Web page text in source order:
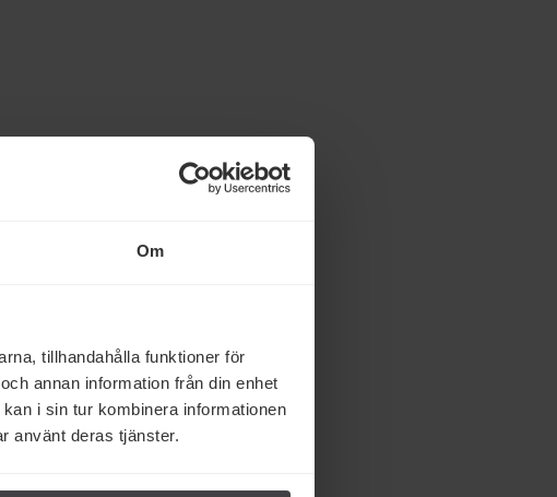
Om
tillhandahålla funktioner för
annan information från din enhet
i sin tur kombinera informationen
använt deras tjänster.